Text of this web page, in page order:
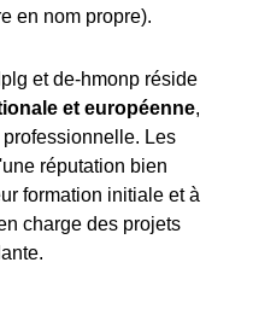
en nom propre).
et de-hmonp réside
et européenne,
Les
réputation bien
formation initiale et à
charge des projets